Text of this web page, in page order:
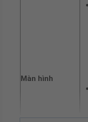
Màn hình